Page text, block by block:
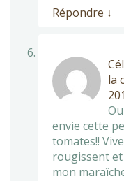
Répondre ↓
la
envie cette
tomates!!
rougissent et
mon